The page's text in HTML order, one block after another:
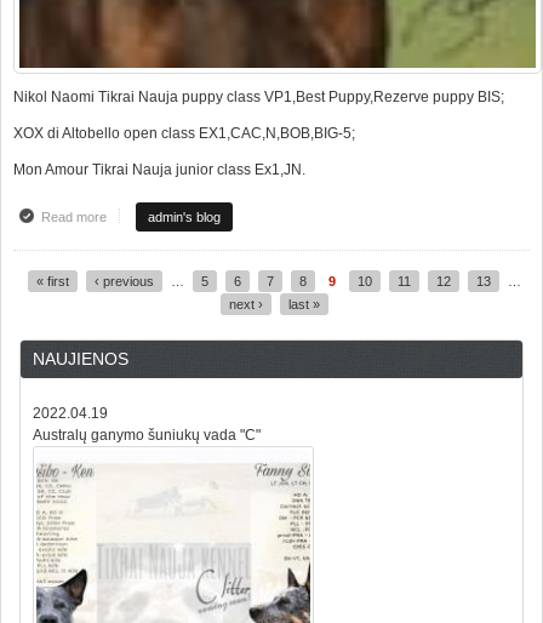
Nikol Naomi Tikrai Nauja puppy class VP1,Best Puppy,Rezerve puppy BIS;
XOX di Altobello open class EX1,CAC,N,BOB,BIG-5;
Mon Amour Tikrai Nauja junior class Ex1,JN.
Read moreabout Exelent results at Panevezys national dog show
admin's blog
« first ‹ previous 5 6 7 8 9 10 11 12 13
next ›
last »
NAUJIENOS
2022.04.19
Australų ganymo šuniukų vada "C"